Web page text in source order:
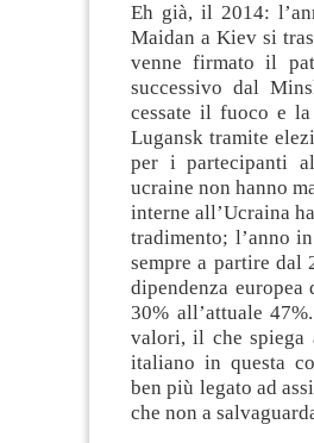
Eh già, il 2014:
Maidan a Kiev si
venne firmato il
successivo dal
cessate il fuoco e
Lugansk tramite
per i partecipanti
ucraine non hanno
interne all’Ucraina
tradimento; l’anno
sempre a partire dal
dipendenza
30% all’attuale
valori, il che spiega
italiano in questa
ben più legato ad
che non a